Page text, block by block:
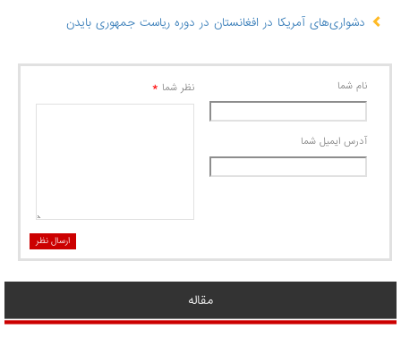
دشواری‌های آمریکا در افغانستان در دوره ریاست جمهوری بایدن
نام شما
آدرس ايميل شما
نظر شما *
ارسال نظر
مقاله